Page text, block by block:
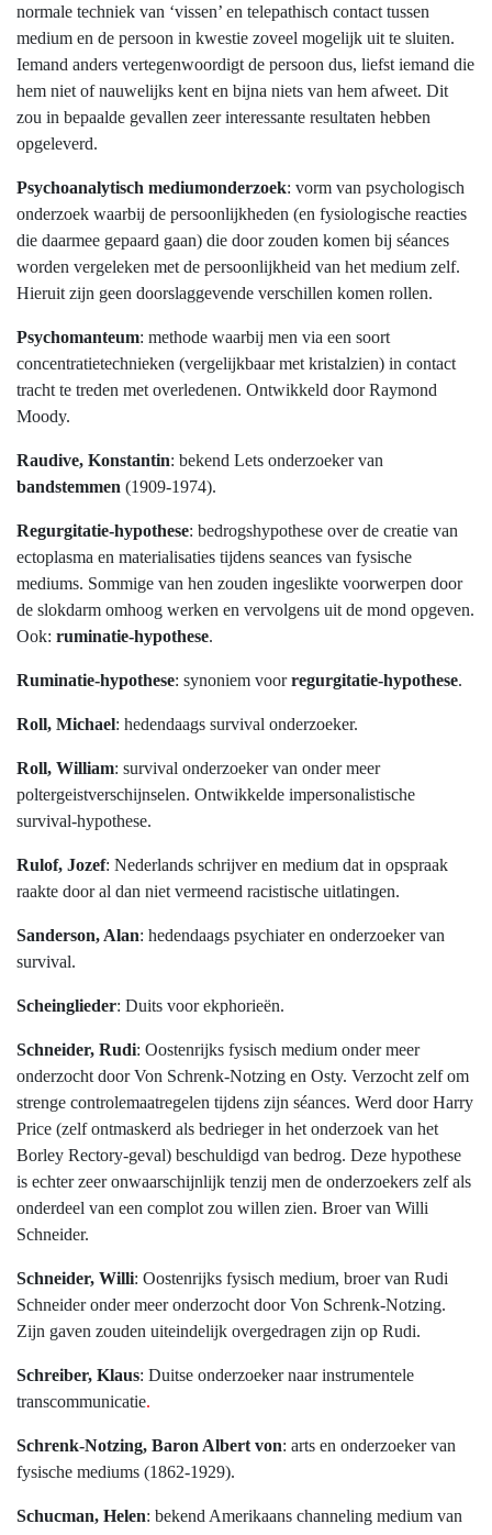
normale techniek van ‘vissen’ en telepathisch contact tussen
medium en de persoon in kwestie zoveel mogelijk uit te sluiten.
Iemand anders vertegenwoordigt de persoon dus, liefst iemand die
hem niet of nauwelijks kent en bijna niets van hem afweet. Dit
zou in bepaalde gevallen zeer interessante resultaten hebben
opgeleverd.
Psychoanalytisch mediumonderzoek: vorm van psychologisch
onderzoek waarbij de persoonlijkheden (en fysiologische reacties
die daarmee gepaard gaan) die door zouden komen bij séances
worden vergeleken met de persoonlijkheid van het medium zelf.
Hieruit zijn geen doorslaggevende verschillen komen rollen.
Psychomanteum: methode waarbij men via een soort
concentratietechnieken (vergelijkbaar met kristalzien) in contact
tracht te treden met overledenen. Ontwikkeld door Raymond
Moody.
Raudive, Konstantin: bekend Lets onderzoeker van
bandstemmen (1909-1974).
Regurgitatie-hypothese: bedrogshypothese over de creatie van
ectoplasma en materialisaties tijdens seances van fysische
mediums. Sommige van hen zouden ingeslikte voorwerpen door
de slokdarm omhoog werken en vervolgens uit de mond opgeven.
Ook: ruminatie-hypothese.
Ruminatie-hypothese: synoniem voorregurgitatie-hypothese.
Roll, Michael: hedendaags survival onderzoeker.
Roll, William: survival onderzoeker van onder meer
poltergeistverschijnselen. Ontwikkelde impersonalistische
survival-hypothese.
Rulof, Jozef: Nederlands schrijver en medium dat in opspraak
raakte door al dan niet vermeend racistische uitlatingen.
Sanderson, Alan: hedendaags psychiater en onderzoeker van
survival.
Scheinglieder: Duits voor ekphorieën.
Schneider, Rudi: Oostenrijks fysisch medium onder meer
onderzocht door Von Schrenk-Notzing en Osty. Verzocht zelf om
strenge controlemaatregelen tijdens zijn séances. Werd door Harry
Price (zelf ontmaskerd als bedrieger in het onderzoek van het
Borley Rectory-geval) beschuldigd van bedrog. Deze hypothese
is echter zeer onwaarschijnlijk tenzij men de onderzoekers zelf als
onderdeel van een complot zou willen zien. Broer van Willi
Schneider.
Schneider, Willi: Oostenrijks fysisch medium, broer van Rudi
Schneider onder meer onderzocht door Von Schrenk-Notzing.
Zijn gaven zouden uiteindelijk overgedragen zijn op Rudi.
Schreiber, Klaus: Duitse onderzoeker naar instrumentele
transcommunicatie.
Schrenk-Notzing, Baron Albert von: arts en onderzoeker van
fysische mediums (1862-1929).
Schucman, Helen: bekend Amerikaans channeling medium van